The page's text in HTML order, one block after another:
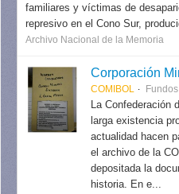
familiares y víctimas de
represivo en el Cono Sur,
Archivo Nacional de la Memoria
COMIBOL Fundos
La Confederación
larga existencia
actualidad hacen
el archivo de la
depositada la
historia. En e...